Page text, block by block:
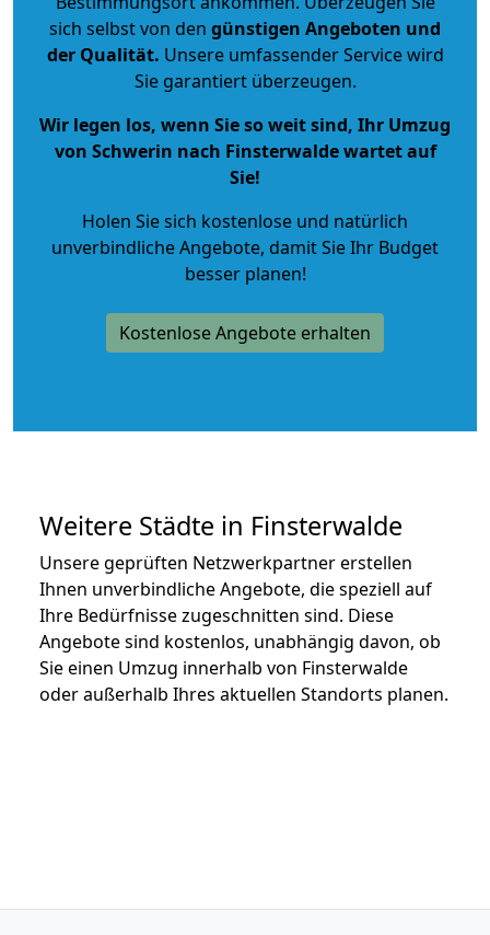
sich selbst von den günstigen Angeboten und
der Qualität. Unsere umfassender Service wird
Sie garantiert überzeugen.
Wir legen los, wenn Sie so weit sind, Ihr Umzug
von Schwerin nach Finsterwalde wartet auf
Sie!
Holen Sie sich kostenlose und natürlich
unverbindliche Angebote, damit Sie Ihr Budget
besser planen!
Kostenlose Angebote erhalten
Weitere Städte in Finsterwalde
Unsere geprüften Netzwerkpartner erstellen
Ihnen unverbindliche Angebote, die speziell auf
Ihre Bedürfnisse zugeschnitten sind. Diese
Angebote sind kostenlos, unabhängig davon, ob
Sie einen Umzug innerhalb von Finsterwalde
oder außerhalb Ihres aktuellen Standorts planen.